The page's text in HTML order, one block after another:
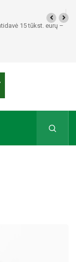
15 tūkst. eurų –